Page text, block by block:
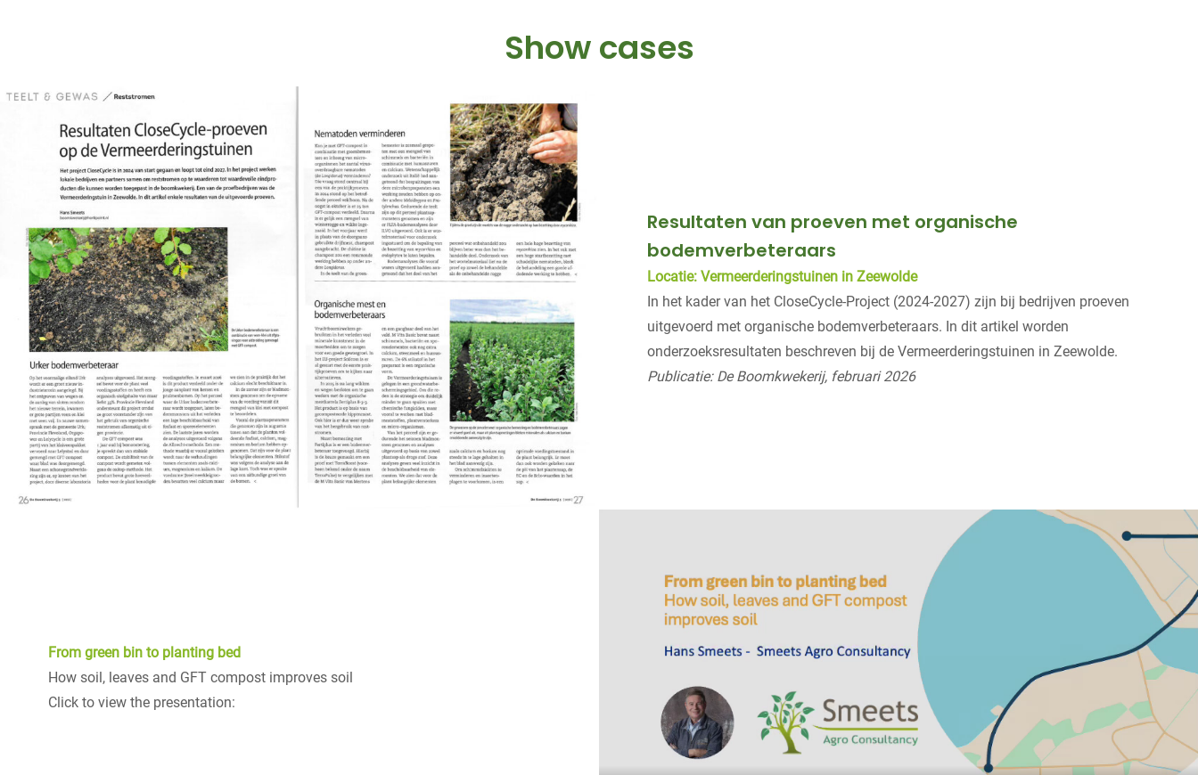
Show cases
Resultaten van proeven met organische
bodemverbeteraars
Locatie: Vermeerderingstuinen in Zeewolde
In het kader van het CloseCycle-Project (2024-2027) zijn bij bedrijven proeven
uitgevoerd met organische bodemverbeteraars. In dit artikel worden
onderzoeksresultaten beschreven bij de Vermeerderingstuinen in Zeewolde.
Publicatie: De Boomkwekerij, februari 2026
From green bin to planting bed
How soil, leaves and GFT compost improves soil
Click to view the presentation: